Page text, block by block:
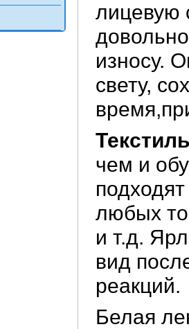
лицевую
износу.
свету,
чем и
любых
и т.д.
вид
реакций.
Белая